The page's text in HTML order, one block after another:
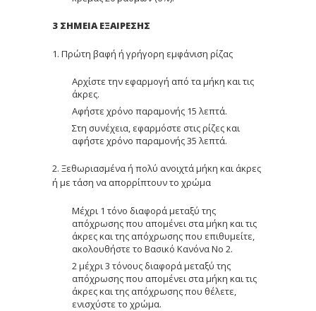
3 ΣΗΜΕΙΑ ΕΞΑΙΡΕΣΗΣ
1. Πρώτη βαφή ή γρήγορη εμφάνιση ρίζας
Αρχίστε την εφαρμογή από τα μήκη και τις
άκρες.
Αφήστε χρόνο παραμονής 15 λεπτά.
Στη συνέχεια, εφαρμόστε στις ρίζες και
αφήστε χρόνο παραμονής 35 λεπτά.
2. Ξεθωριασμένα ή πολύ ανοιχτά μήκη και άκρες
ή με τάση να απορρίπτουν το χρώμα
Μέχρι 1 τόνο διαφορά μεταξύ της
απόχρωσης που απομένει στα μήκη και τις
άκρες και της απόχρωσης που επιθυμείτε,
ακολουθήστε το Βασικό Κανόνα Νο 2.
2 μέχρι 3 τόνους διαφορά μεταξύ της
απόχρωσης που απομένει στα μήκη και τις
άκρες και της απόχρωσης που θέλετε,
ενισχύστε το χρώμα.